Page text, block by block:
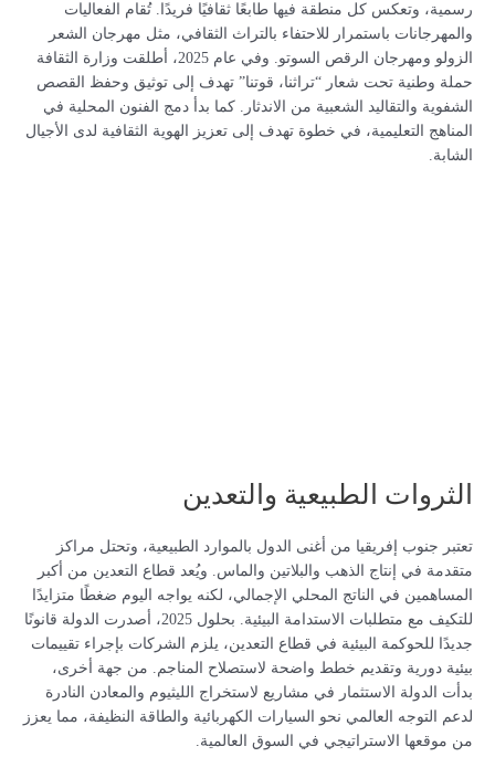
رسمية، وتعكس كل منطقة فيها طابعًا ثقافيًا فريدًا. تُقام الفعاليات
والمهرجانات باستمرار للاحتفاء بالتراث الثقافي، مثل مهرجان الشعر
الزولو ومهرجان الرقص السوتو. وفي عام 2025، أطلقت وزارة الثقافة
حملة وطنية تحت شعار “تراثنا، قوتنا” تهدف إلى توثيق وحفظ القصص
الشفوية والتقاليد الشعبية من الاندثار. كما بدأ دمج الفنون المحلية في
المناهج التعليمية، في خطوة تهدف إلى تعزيز الهوية الثقافية لدى الأجيال
الشابة.
الثروات الطبيعية والتعدين
تعتبر جنوب إفريقيا من أغنى الدول بالموارد الطبيعية، وتحتل مراكز
متقدمة في إنتاج الذهب والبلاتين والماس. ويُعد قطاع التعدين من أكبر
المساهمين في الناتج المحلي الإجمالي، لكنه يواجه اليوم ضغطًا متزايدًا
للتكيف مع متطلبات الاستدامة البيئية. بحلول 2025، أصدرت الدولة قانونًا
جديدًا للحوكمة البيئية في قطاع التعدين، يلزم الشركات بإجراء تقييمات
بيئية دورية وتقديم خطط واضحة لاستصلاح المناجم. من جهة أخرى،
بدأت الدولة الاستثمار في مشاريع لاستخراج الليثيوم والمعادن النادرة
لدعم التوجه العالمي نحو السيارات الكهربائية والطاقة النظيفة، مما يعزز
من موقعها الاستراتيجي في السوق العالمية.